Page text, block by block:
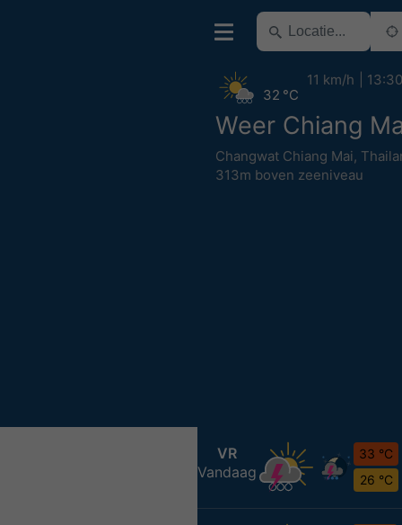
Weer Chiang
Changwat Chiang Mai,
313m boven zeeniveau
32 °C
11 km/h 13:30
VR
Vandaag
33 °C
26 °C